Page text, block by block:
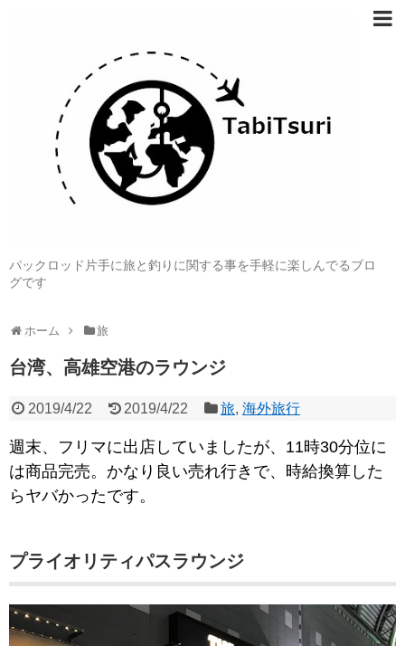
パックロッド片手に旅と釣りに関する事を手軽に楽しんでるブロ
グです
ホーム 旅
台湾、高雄空港のラウンジ
2019/4/22 2019/4/22 旅,海外旅行
週末、フリマに出店していましたが、11時30分位に
は商品完売。かなり良い売れ行きで、時給換算した
らヤバかったです。
プライオリティパスラウンジ